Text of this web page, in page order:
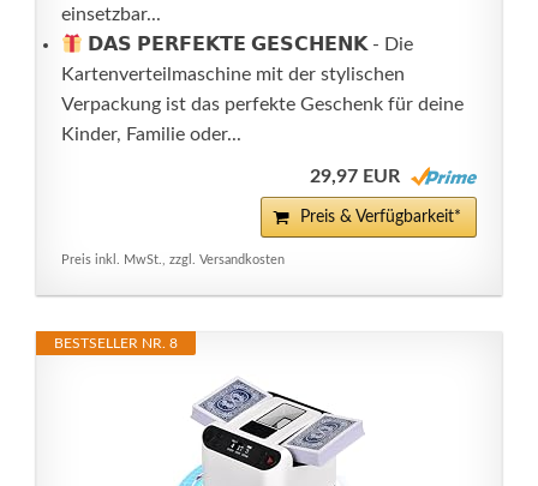
einsetzbar...
𝗗𝗔𝗦 𝗣𝗘𝗥𝗙𝗘𝗞𝗧𝗘 𝗚𝗘𝗦𝗖𝗛𝗘𝗡𝗞 - Die
Kartenverteilmaschine mit der stylischen
Verpackung ist das perfekte Geschenk für deine
Kinder, Familie oder...
29,97 EUR
Preis & Verfügbarkeit*
Preis inkl. MwSt., zzgl. Versandkosten
BESTSELLER NR. 8